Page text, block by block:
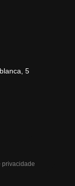
5
privacidade